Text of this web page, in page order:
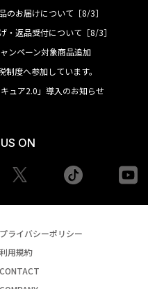
のお届けについて［8/3］
・返品受付について［8/3］
ンペーン対象商品追加
制度へ参加しています。
ュア2.0」導入のお知らせ
ON
tiktok
プライバシーポリシー
利用規約
CONTACT